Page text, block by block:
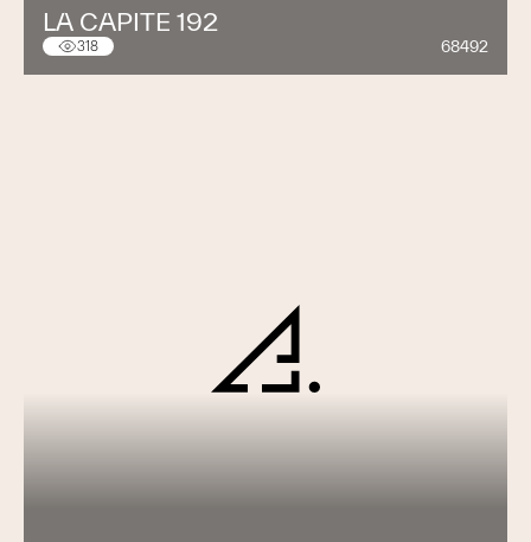
LA CAPITE 192
318 68492